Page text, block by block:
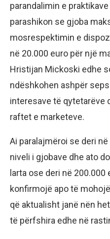
parandalimin e
parashikon se gjoba
mosrespektimin e
në 20.000 euro për një
Hristijan Mickoski edhe
ndëshkohen ashpër
interesave të qytetarëve
raftet e marketeve.
Ai paralajmëroi se deri
niveli i gjobave dhe ato
larta ose deri në
konfirmojë apo të
që aktualisht janë nën
të përfshira edhe në